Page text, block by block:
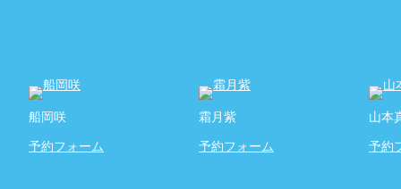
船岡咲
予約フォーム
霜月紫
予約フォーム
山本
予約